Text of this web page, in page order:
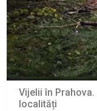
Vijelii în
localități